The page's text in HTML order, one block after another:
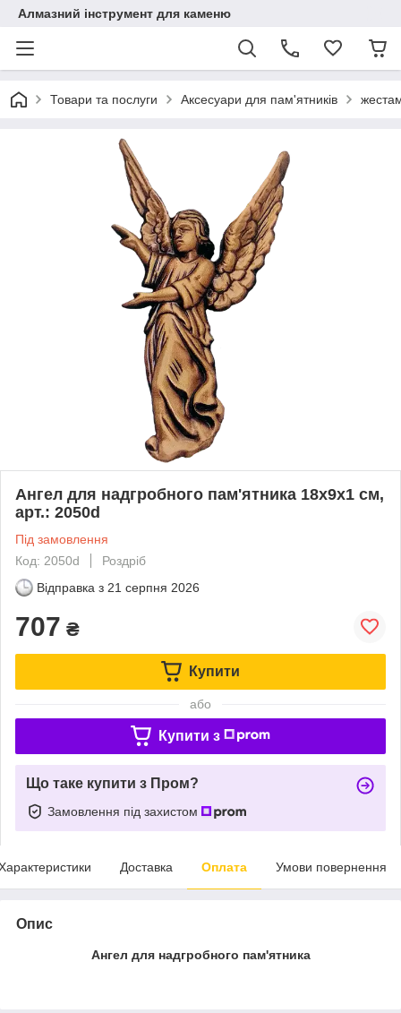
Алмазний інструмент для каменю
Товари та послуги Аксесуари для пам'ятників
Ангел для надгробного пам'ятника 18х9x1 см,
арт.: 2050d
Під замовлення
Код: 2050d
Роздріб
Відправка з 21 серпня 2026
707 ₴
Купити
або
Купити з
Що таке купити з Пром?
Замовлення під захистом
Доставка Оплата Умови повернення
Опис
Ангел для надгробного пам'ятника